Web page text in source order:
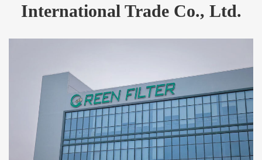
International Trade Co., Ltd.